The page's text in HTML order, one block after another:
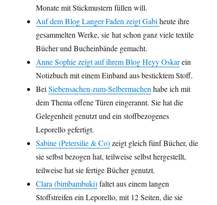
Monate mit Stickmustern füllen will.
Auf dem Blog Langer Faden zeigt Gabiheute ihre
gesammelten Werke, sie hat schon ganz viele textile
Bücher und Bucheinbände gemacht.
Anne Sophie zeigt auf ihrem Blog Heyy Oskarein
Notizbuch mit einem Einband aus besticktem Stoff.
BeiSiebensachen-zum-Selbermachenhabe ich mit
dem Thema offene Türen eingerannt. Sie hat die
Gelegenheit genutzt und ein stoffbezogenes
Leporello gefertigt.
Sabine (Petersilie & Co)zeigt gleich fünf Bücher, die
sie selbst bezogen hat, teilweise selbst hergestellt,
teilweise hat sie fertige Bücher genutzt.
Clara (bimbambuki)faltet aus einem langen
Stoffstreifen ein Leporello, mit 12 Seiten, die sie